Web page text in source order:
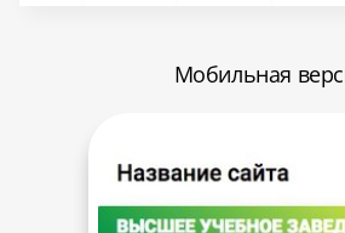
Мобильная